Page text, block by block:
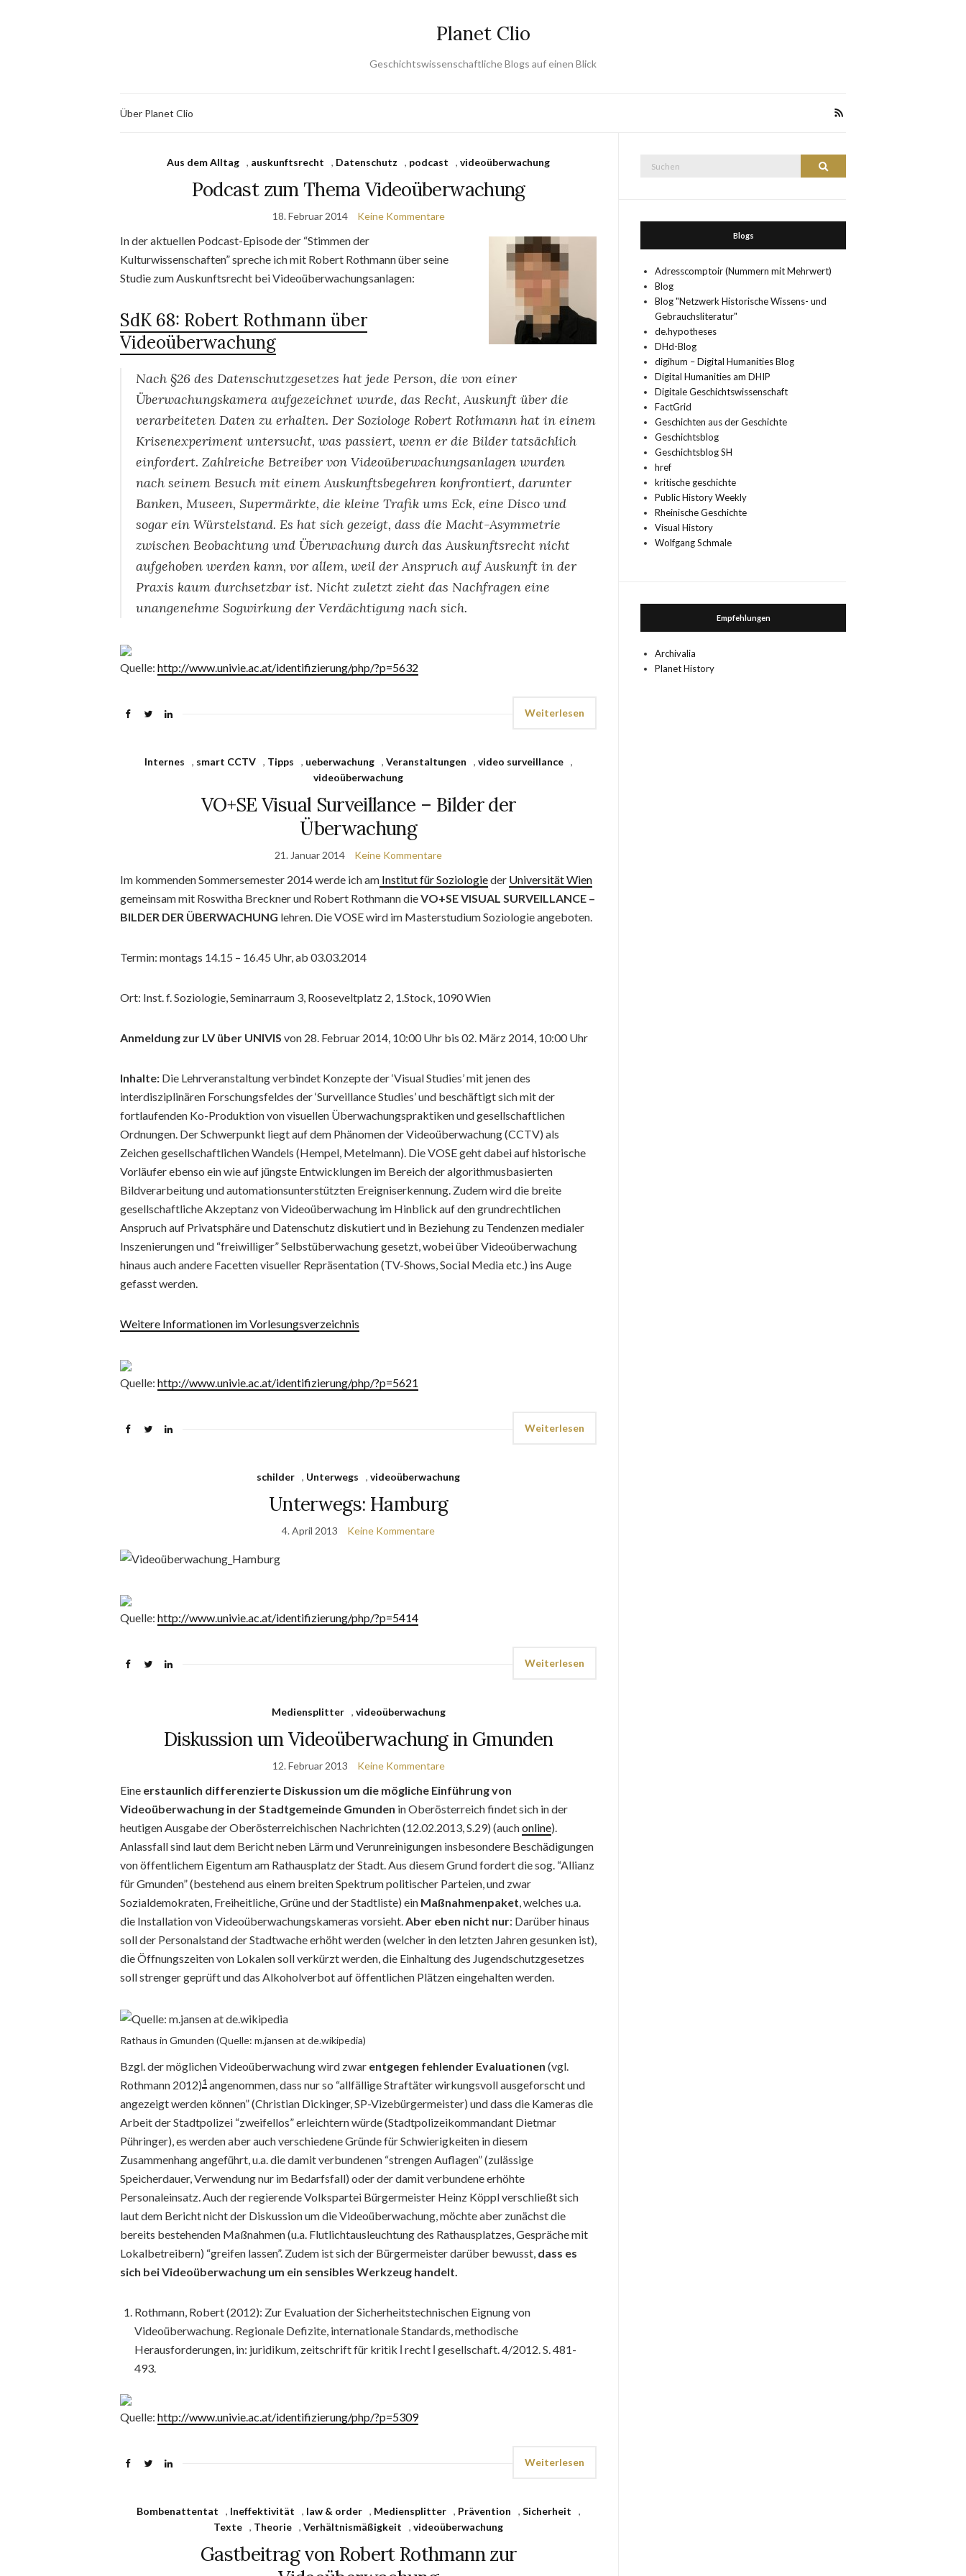
Planet Clio
Geschichtswissenschaftliche Blogs auf einen Blick
Über Planet Clio
Aus dem Alltag , auskunftsrecht , Datenschutz , podcast ,videoüberwachung
Podcast zum Thema Videoüberwachung
18. Februar 2014 Keine Kommentare
In der aktuellen Podcast-Episode der “Stimmen der
Kulturwissenschaften” spreche ich mit Robert Rothmann über seine
Studie zum Auskunftsrecht bei Videoüberwachungsanlagen:
SdK 68: Robert Rothmann über
Videoüberwachung
Nach §26 des Datenschutzgesetzes hat jede Person, die von einer
Überwachungskamera aufgezeichnet wurde, das Recht, Auskunft über die
verarbeiteten Daten zu erhalten. Der Soziologe Robert Rothmann hat in einem
Krisenexperiment untersucht, was passiert, wenn er die Bilder tatsächlich
einfordert. Zahlreiche Betreiber von Videoüberwachungsanlagen wurden
nach seinem Besuch mit einem Auskunftsbegehren konfrontiert, darunter
Banken, Museen, Supermärkte, die kleine Trafik ums Eck, eine Disco und
sogar ein Würstelstand. Es hat sich gezeigt, dass die Macht-Asymmetrie
zwischen Beobachtung und Überwachung durch das Auskunftsrecht nicht
aufgehoben werden kann, vor allem, weil der Anspruch auf Auskunft in der
Praxis kaum durchsetzbar ist. Nicht zuletzt zieht das Nachfragen eine
unangenehme Sogwirkung der Verdächtigung nach sich.
Quelle: http://www.univie.ac.at/identifizierung/php/?p=5632
Weiterlesen
Internes , smart CCTV , Tipps , ueberwachung , Veranstaltungen , video surveillance
,
videoüberwachung
VO+SE Visual Surveillance – Bilder der
Überwachung
21. Januar 2014 Keine Kommentare
Im kommenden Sommersemester 2014 werde ich am Institut für Soziologieder Universität Wien
gemeinsam mit Roswitha Breckner und Robert Rothmann dieVO+SE VISUAL SURVEILLANCE –
BILDER DER ÜBERWACHUNG lehren. Die VOSE wird im Masterstudium Soziologie angeboten.
Termin: montags 14.15 – 16.45 Uhr, ab 03.03.2014
Ort: Inst. f. Soziologie, Seminarraum 3, Rooseveltplatz 2, 1.Stock, 1090 Wien
Anmeldung zur LV über UNIVIS von 28. Februar 2014, 10:00 Uhr bis 02. März 2014, 10:00 Uhr
Inhalte: Die Lehrveranstaltung verbindet Konzepte der ‘Visual Studies’ mit jenen des
interdisziplinären Forschungsfeldes der ‘Surveillance Studies’ und beschäftigt sich mit der
fortlaufenden Ko-Produktion von visuellen Überwachungspraktiken und gesellschaftlichen
Ordnungen. Der Schwerpunkt liegt auf dem Phänomen der Videoüberwachung (CCTV) als
Zeichen gesellschaftlichen Wandels (Hempel, Metelmann). Die VOSE geht dabei auf historische
Vorläufer ebenso ein wie auf jüngste Entwicklungen im Bereich der algorithmusbasierten
Bildverarbeitung und automationsunterstützten Ereigniserkennung. Zudem wird die breite
gesellschaftliche Akzeptanz von Videoüberwachung im Hinblick auf den grundrechtlichen
Anspruch auf Privatsphäre und Datenschutz diskutiert und in Beziehung zu Tendenzen medialer
Inszenierungen und “freiwilliger” Selbstüberwachung gesetzt, wobei über Videoüberwachung
hinaus auch andere Facetten visueller Repräsentation (TV-Shows, Social Media etc.) ins Auge
gefasst werden.
Weitere Informationen im Vorlesungsverzeichnis
Quelle: http://www.univie.ac.at/identifizierung/php/?p=5621
Weiterlesen
schilder , Unterwegs ,videoüberwachung
Unterwegs: Hamburg
4. April 2013 Keine Kommentare
Quelle: http://www.univie.ac.at/identifizierung/php/?p=5414
Weiterlesen
Mediensplitter , videoüberwachung
Diskussion um Videoüberwachung in Gmunden
12. Februar 2013 Keine Kommentare
Eine erstaunlich differenzierte Diskussion um die mögliche Einführung von
Videoüberwachung in der Stadtgemeinde Gmunden in Oberösterreich findet sich in der
heutigen Ausgabe der Oberösterreichischen Nachrichten (12.02.2013, S.29) (auchonline).
Anlassfall sind laut dem Bericht neben Lärm und Verunreinigungen insbesondere Beschädigungen
von öffentlichem Eigentum am Rathausplatz der Stadt. Aus diesem Grund fordert die sog. “Allianz
für Gmunden” (bestehend aus einem breiten Spektrum politischer Parteien, und zwar
Sozialdemokraten, Freiheitliche, Grüne und der Stadtliste) ein Maßnahmenpaket, welches u.a.
die Installation von Videoüberwachungskameras vorsieht.Aber eben nicht nur: Darüber hinaus
soll der Personalstand der Stadtwache erhöht werden (welcher in den letzten Jahren gesunken ist),
die Öffnungszeiten von Lokalen soll verkürzt werden, die Einhaltung des Jugendschutzgesetzes
soll strenger geprüft und das Alkoholverbot auf öffentlichen Plätzen eingehalten werden.
Rathaus in Gmunden (Quelle: m.jansen at de.wikipedia)
Bzgl. der möglichen Videoüberwachung wird zwar entgegen fehlender Evaluationen (vgl.
Rothmann 2012)1 angenommen, dass nur so “allfällige Straftäter wirkungsvoll ausgeforscht und
angezeigt werden können” (Christian Dickinger, SP-Vizebürgermeister) und dass die Kameras die
Arbeit der Stadtpolizei “zweifellos” erleichtern würde (Stadtpolizeikommandant Dietmar
Pühringer), es werden aber auch verschiedene Gründe für Schwierigkeiten in diesem
Zusammenhang angeführt, u.a. die damit verbundenen “strengen Auflagen” (zulässige
Speicherdauer, Verwendung nur im Bedarfsfall) oder der damit verbundene erhöhte
Personaleinsatz. Auch der regierende Volkspartei Bürgermeister Heinz Köppl verschließt sich
laut dem Bericht nicht der Diskussion um die Videoüberwachung, möchte aber zunächst die
bereits bestehenden Maßnahmen (u.a. Flutlichtausleuchtung des Rathausplatzes, Gespräche mit
Lokalbetreibern) “greifen lassen”. Zudem ist sich der Bürgermeister darüber bewusst, dass es
sich bei Videoüberwachung um ein sensibles Werkzeug handelt.
Rothmann, Robert (2012): Zur Evaluation der Sicherheitstechnischen Eignung von
Videoüberwachung. Regionale Defizite, internationale Standards, methodische
Herausforderungen, in: juridikum, zeitschrift für kritik ǀ recht ǀ gesellschaft. 4/2012. S. 481-
493.
Quelle: http://www.univie.ac.at/identifizierung/php/?p=5309
Weiterlesen
Bombenattentat , Ineffektivität , law & order , Mediensplitter , Prävention , Sicherheit
,
Texte , Theorie ,Verhältnismäßigkeit ,videoüberwachung
Gastbeitrag von Robert Rothmann zur
Suchen
Blogs
Adresscomptoir (Nummern mit Mehrwert)
Blog
Blog "Netzwerk Historische Wissens- und
Gebrauchsliteratur"
de.hypotheses
DHd-Blog
digihum – Digital Humanities Blog
Digital Humanities am DHIP
Digitale Geschichtswissenschaft
FactGrid
Geschichten aus der Geschichte
Geschichtsblog
Geschichtsblog SH
href
kritische geschichte
Public History Weekly
Rheinische Geschichte
Visual History
Wolfgang Schmale
Empfehlungen
Archivalia
Planet History